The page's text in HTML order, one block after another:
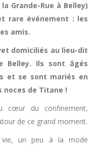
Grande-Rue à Belley)
rare événement : les
amis.
domiciliés au lieu-dit
Belley. Ils sont âgés
et se sont mariés en
noces de Titane !
cœur du confinement,
de ce grand moment.
vie, un peu à la mode